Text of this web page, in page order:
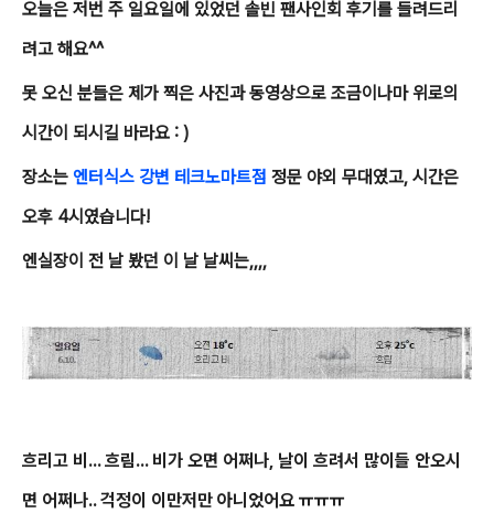
오늘은 저번 주 일요일에 있었던 솔빈 팬사인회 후기를 들려드리
려고 해요^^
못 오신 분들은 제가 찍은 사진과 동영상으로 조금이나마 위로의
시간이 되시길 바라요 : )
장소는 엔터식스 강변 테크노마트점 정문 야외 무대였고, 시간은
오후 4시였습니다!
엔실장이 전 날 봤던 이 날 날씨는,,,,
흐리고 비... 흐림... 비가 오면 어쩌나, 날이 흐려서 많이들 안오시
면 어쩌나.. 걱정이 이만저만 아니었어요 ㅠㅠㅠ